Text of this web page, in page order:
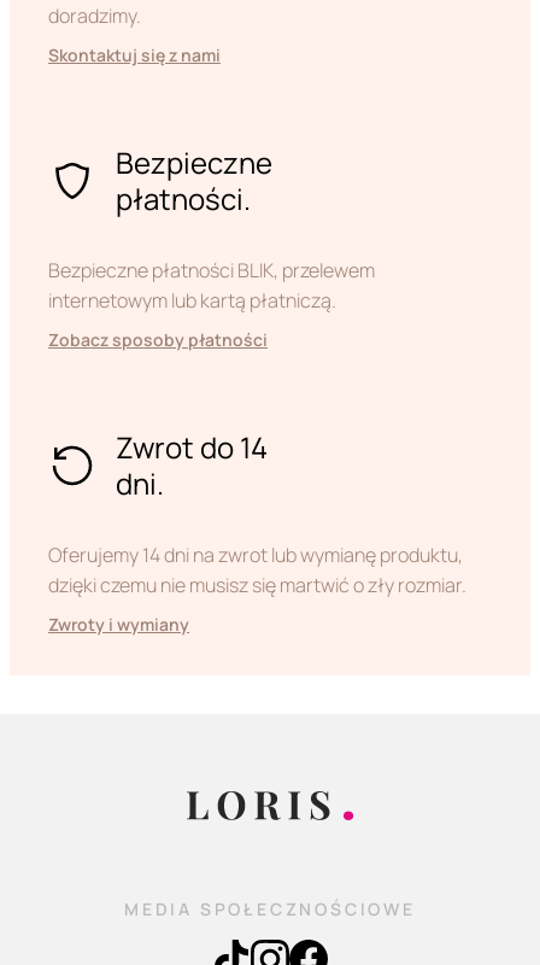
doradzimy.
Skontaktuj się z nami
Bezpieczne
płatności.
Bezpieczne płatności BLIK, przelewem
internetowym lub kartą płatniczą.
Zobacz sposoby płatności
Zwrot do 14
dni.
Oferujemy 14 dni na zwrot lub wymianę produktu,
dzięki czemu nie musisz się martwić o zły rozmiar.
Zwroty i wymiany
MEDIA SPOŁECZNOŚCIOWE